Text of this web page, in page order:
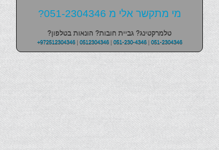
מי מתקשר אלי מ 051-2304346?
טלמרקטינג? גביית חובות? הונאות בטלפון?
+972512304346| 0512304346| 051-230-4346| 051-2304346